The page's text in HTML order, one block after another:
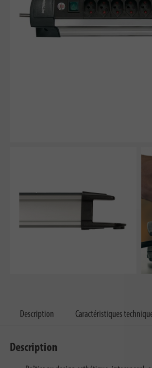
Description Caractéristiques
Description